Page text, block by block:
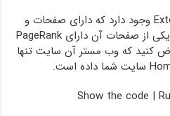
فرض کنید که یک External Site وجود دارد که دارای صفحات و
لینکهای زیاد است و در نتیجه یکی از صفحات آن دارای PageRank
فرض کنید که وب مستر آن سایت تنها
Show the code |